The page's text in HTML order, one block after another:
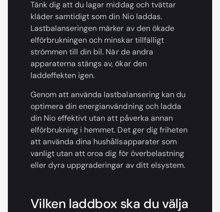
Tänk dig att du lagar middag och tvättar
kläder samtidigt som din Nio laddas.
Lastbalanseringen märker av den ökade
elförbrukningen och minskar tillfälligt
strömmen till din bil. När de andra
apparaterna stängs av, ökar den
laddeffekten igen.
Genom att använda lastbalansering kan du
optimera din energianvändning och ladda
din Nio effektivt utan att påverka annan
elförbrukning i hemmet. Det ger dig friheten
att använda dina hushållsapparater som
vanligt utan att oroa dig för överbelastning
eller dyra uppgraderingar av ditt elsystem.
Vilken laddbox ska du välja